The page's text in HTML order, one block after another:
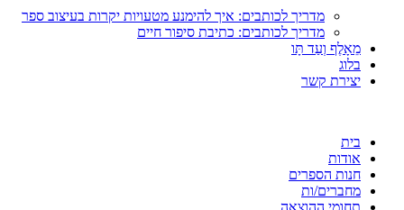
מדריך לכותבים: איך להימנע מטעויות יקרות בעיצוב ספר
מדריך לכותבים: כתיבת סיפור חיים
מֵאָלֶף וְעַד תָּו
בלוג
יצירת קשר
בית
אודות
חנות הספרים
מחברים/ות
תחומי ההוצאה